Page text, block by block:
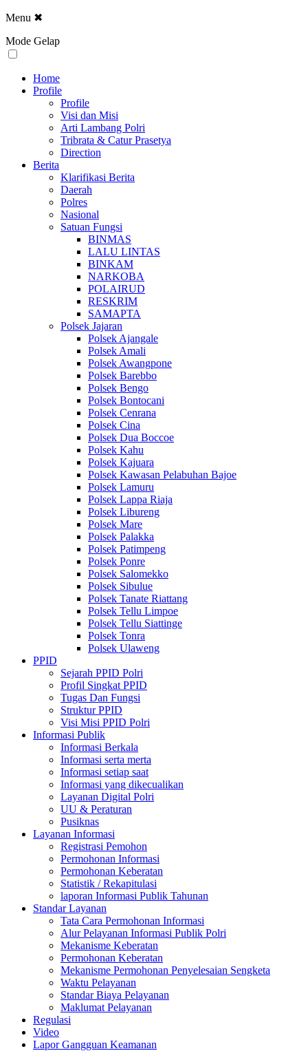
Menu ✖
Mode Gelap
Home
Profile
Profile
Visi dan Misi
Arti Lambang Polri
Tribrata & Catur Prasetya
Direction
Berita
Klarifikasi Berita
Daerah
Polres
Nasional
Satuan Fungsi
BINMAS
LALU LINTAS
BINKAM
NARKOBA
POLAIRUD
RESKRIM
SAMAPTA
Polsek Jajaran
Polsek Ajangale
Polsek Amali
Polsek Awangpone
Polsek Barebbo
Polsek Bengo
Polsek Bontocani
Polsek Cenrana
Polsek Cina
Polsek Dua Boccoe
Polsek Kahu
Polsek Kajuara
Polsek Kawasan Pelabuhan Bajoe
Polsek Lamuru
Polsek Lappa Riaja
Polsek Libureng
Polsek Mare
Polsek Palakka
Polsek Patimpeng
Polsek Ponre
Polsek Salomekko
Polsek Sibulue
Polsek Tanate Riattang
Polsek Tellu Limpoe
Polsek Tellu Siattinge
Polsek Tonra
Polsek Ulaweng
PPID
Sejarah PPID Polri
Profil Singkat PPID
Tugas Dan Fungsi
Struktur PPID
Visi Misi PPID Polri
Informasi Publik
Informasi Berkala
Informasi serta merta
Informasi setiap saat
Informasi yang dikecualikan
Layanan Digital Polri
UU & Peraturan
Pusiknas
Layanan Informasi
Registrasi Pemohon
Permohonan Informasi
Permohonan Keberatan
Statistik / Rekapitulasi
laporan Informasi Publik Tahunan
Standar Layanan
Tata Cara Permohonan Informasi
Alur Pelayanan Informasi Publik Polri
Mekanisme Keberatan
Permohonan Keberatan
Mekanisme Permohonan Penyelesaian Sengketa
Waktu Pelayanan
Standar Biaya Pelayanan
Maklumat Pelayanan
Regulasi
Video
Lapor Gangguan Keamanan